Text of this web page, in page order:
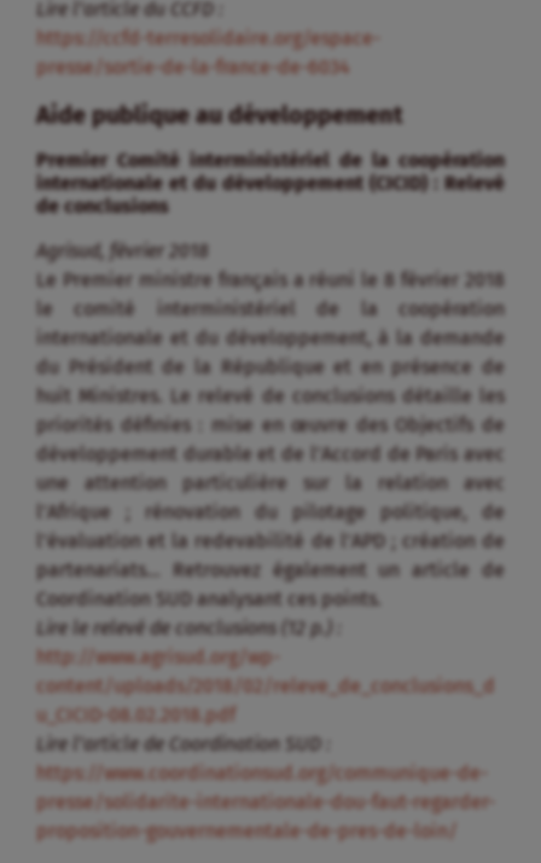
Lire l’article du CCFD :
https://ccfd-terresolidaire.org/espace-
presse/sortie-de-la-france-de-6034
Aide publique au développement
Premier Comité interministériel de la coopération
internationale et du développement (CICID) : Relevé
de conclusions
Agrisud, février 2018
Le Premier ministre français a réuni le 8 février 2018
le comité interministériel de la coopération
internationale et du développement, à la demande
du Président de la République et en présence de
huit Ministres. Le relevé de conclusions détaille les
priorités définies : mise en œuvre des Objectifs de
développement durable et de l’Accord de Paris avec
une attention particulière sur la relation avec
l’Afrique ; rénovation du pilotage politique, de
l’évaluation et la redevabilité de l’APD ; création de
partenariats… Retrouvez également un article de
Coordination SUD analysant ces points.
Lire le relevé de conclusions (12 p.) :
http://www.agrisud.org/wp-
content/uploads/2018/02/releve_de_conclusions_d
u_CICID-08.02.2018.pdf
Lire l’article de Coordination SUD :
https://www.coordinationsud.org/communique-de-
presse/solidarite-internationale-dou-faut-regarder-
proposition-gouvernementale-de-pres-de-loin/